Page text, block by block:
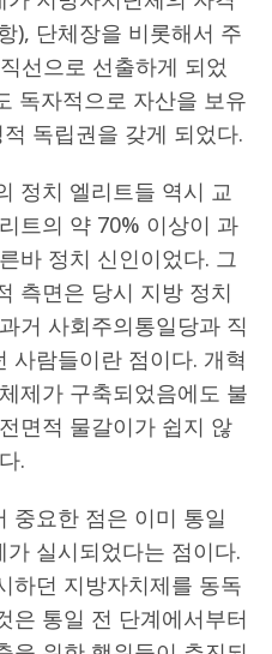
), 단체장을 비롯해서 주
선으로 선출하게 되었
독자적으로 자산을 보유
독립권을 갖게 되었다.
정치 엘리트들 역시 교
트의 약 70% 이상이 과
바 정치 신인이었다. 그
측면은 당시 지방 정치
거 사회주의통일당과 직
사람들이란 점이다. 개혁
제가 구축되었음에도 불
면적 물갈이가 쉽지 않
.
중요한 점은 이미 통일
실시되었다는 점이다.
하던 지방자치제를 동독
은 통일 전 단계에서부터